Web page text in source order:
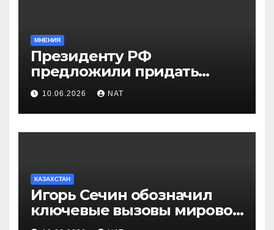
МНЕНИЯ
Президенту РФ
предложили придать
празднику Навруз
общенациональный статус
10.06.2026 NAT
КАЗАХСТАН
Игорь Сечин обозначил
ключевые вызовы мировой
энергетики и экономики